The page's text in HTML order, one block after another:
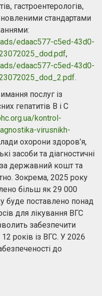
гастроентерологів,
стандартами
edaac577-c5ed-43d0-
,
edaac577-c5ed-43d0-
.
послуг із
гепатитів В і С
kontrol-
virusnikh-
охорони здоров’я,
засоби та діагностичні
державний кошт та
Зокрема, 2025 року
більш як 29 000
буде поставлено понад
для лікування ВГС
забезпечити
років із ВГС. У 2026
до